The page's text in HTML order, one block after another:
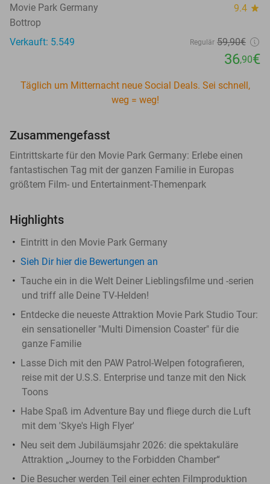
Movie Park Germany 9.4 star
Bottrop
Verkauft: 5.549
Regulär 59,90€
36,90€
Täglich um Mitternacht neue Social Deals. Sei schnell,
weg = weg!
Zusammengefasst
Eintrittskarte für den Movie Park Germany: Erlebe einen
fantastischen Tag mit der ganzen Familie in Europas
größtem Film- und Entertainment-Themenpark
Highlights
Eintritt in den Movie Park Germany
Sieh Dir hier die Bewertungen an
Tauche ein in die Welt Deiner Lieblingsfilme und -serien
und triff alle Deine TV-Helden!
Entdecke die neueste Attraktion Movie Park Studio Tour:
ein sensationeller "Multi Dimension Coaster" für die
ganze Familie
Lasse Dich mit den PAW Patrol-Welpen fotografieren,
reise mit der U.S.S. Enterprise und tanze mit den Nick
Toons
Habe Spaß im Adventure Bay und fliege durch die Luft
mit dem 'Skye's High Flyer'
Neu seit dem Jubiläumsjahr 2026: die spektakuläre
Attraktion „Journey to the Forbidden Chamber“
Die Besucher werden Teil einer echten Filmproduktion